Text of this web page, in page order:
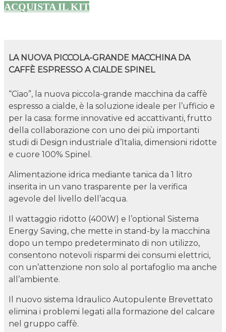
ACQUISTA IL KIT
LA NUOVA PICCOLA-GRANDE MACCHINA DA
CAFFÈ ESPRESSO A CIALDE SPINEL
“Ciao”, la nuova piccola-grande macchina da caffè
espresso a cialde, è la soluzione ideale per l’ufficio e
per la casa: forme innovative ed accattivanti, frutto
della collaborazione con uno dei più importanti
studi di Design industriale d’Italia, dimensioni ridotte
e cuore 100% Spinel.
Alimentazione idrica mediante tanica da 1 litro
inserita in un vano trasparente per la verifica
agevole del livello dell’acqua.
Il wattaggio ridotto (400W) e l’optional Sistema
Energy Saving, che mette in stand-by la macchina
dopo un tempo predeterminato di non utilizzo,
consentono notevoli risparmi dei consumi elettrici,
con un’attenzione non solo al portafoglio ma anche
all’ambiente.
Il nuovo sistema Idraulico Autopulente Brevettato
elimina i problemi legati alla formazione del calcare
nel gruppo caffè.